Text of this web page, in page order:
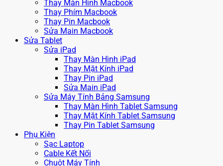
Thay Màn Hình Macbook
Thay Phím Macbook
Thay Pin Macbook
Sửa Main Macbook
Sửa Tablet
Sửa iPad
Thay Màn Hình iPad
Thay Mặt Kính iPad
Thay Pin iPad
Sửa Main iPad
Sửa Máy Tính Bảng Samsung
Thay Màn Hình Tablet Samsung
Thay Mặt Kính Tablet Samsung
Thay Pin Tablet Samsung
Phụ Kiện
Sạc Laptop
Cable Kết Nối
Chuột Máy Tính